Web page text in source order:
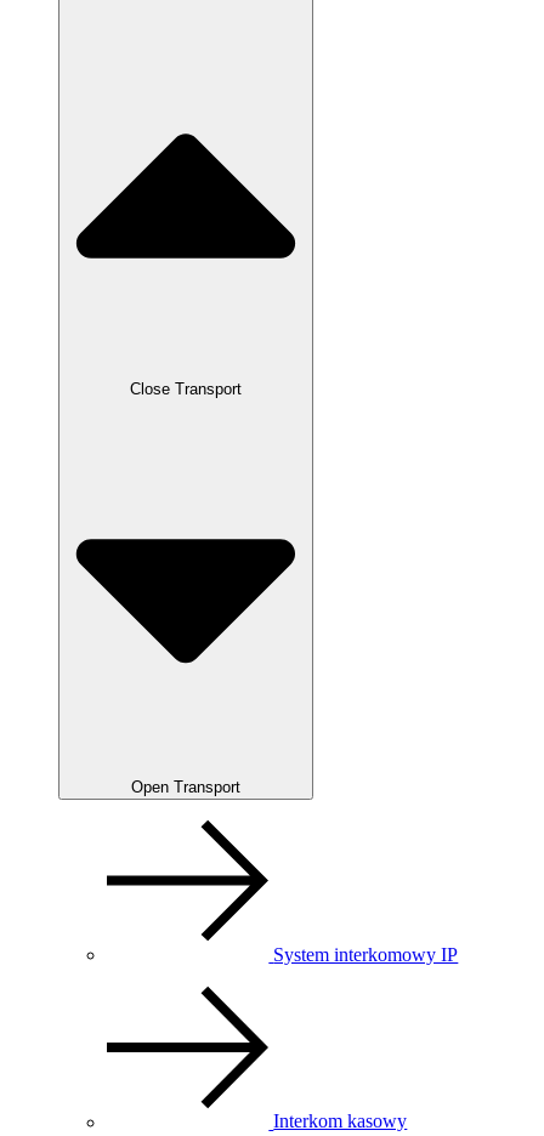
Close Transport
Open Transport
System interkomowy IP
Interkom kasowy